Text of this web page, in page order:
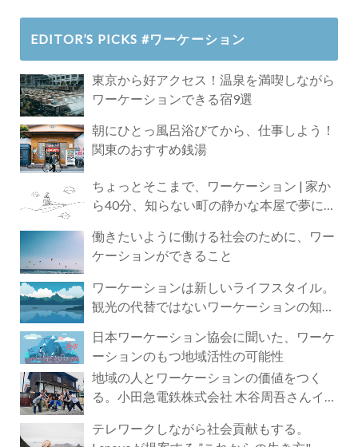
EDITOR’S PICKS #ワーケーション
東京から好アクセス！温泉を満喫しながら
ワーケーションできる宿9選
朝にひとっ風呂浴びてから、仕事しよう！
関東のおすすめ銭湯
ちょっとそこまで、ワーケーション | 家か
ら40分、知らない町の静かな本屋で夢に近
働きたいように働ける社会のために、ワー
ケーションができること
ワーケーションは新しいライフスタイル。
観光の代替ではないワーケーションの知ら
日本ワーケーション協会に聞いた、ワーケ
ーションのもつ地域活性の可能性
地域の人とワーケーションの価値をつく
る。小田急電鉄株式会社 木谷周吾さんイン
テレワークしながら社会貢献もする。